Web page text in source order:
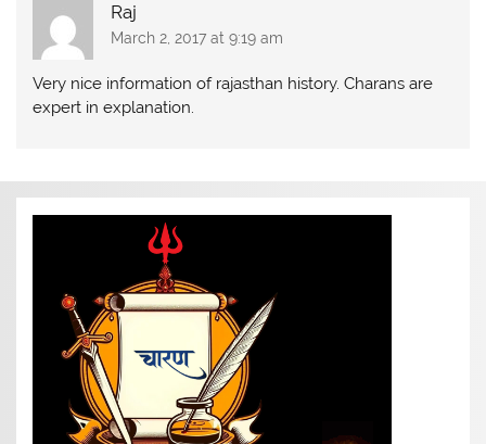
Raj
March 2, 2017 at 9:19 am
Very nice information of rajasthan history. Charans are
expert in explanation.